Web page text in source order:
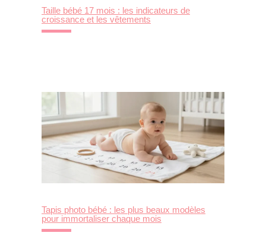
Taille bébé 17 mois : les indicateurs de
croissance et les vêtements
Tapis photo bébé : les plus beaux modèles
pour immortaliser chaque mois